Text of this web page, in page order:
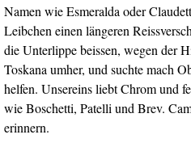
Namen wie Esmeralda oder
Leibchen einen längeren
die Unterlippe beissen, wegen der
Toskana umher, und suchte mach
helfen. Unsereins liebt Chrom und
wie Boschetti, Patelli und Brev.
erinnern.